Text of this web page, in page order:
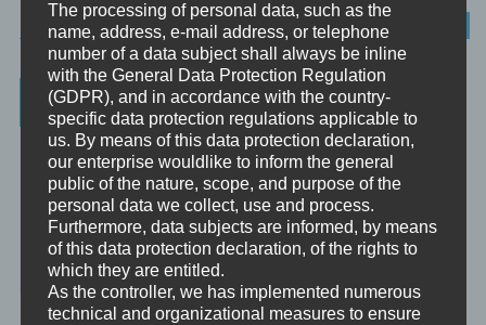
BEWUSSTHEIT
Weitere Informationen
Christoph – Unternehmensberatung, Personenberatung und
Supervision:
☞ www.christoph.solutions
Psychologische Beratung:
☞ psychologischeberatung.online
The processing of personal data, such as the
name, address, e-mail address, or telephone
number of a data subject shall always be inline
with the General Data Protection Regulation
(GDPR), and in accordance with the country-
specific data protection regulations applicable to
us. By means of this data protection declaration,
our enterprise wouldlike to inform the general
public of the nature, scope, and purpose of the
personal data we collect, use and process.
Furthermore, data subjects are informed, by means
of this data protection declaration, of the rights to
which they are entitled.
As the controller, we has implemented numerous
technical and organizational measures to ensure